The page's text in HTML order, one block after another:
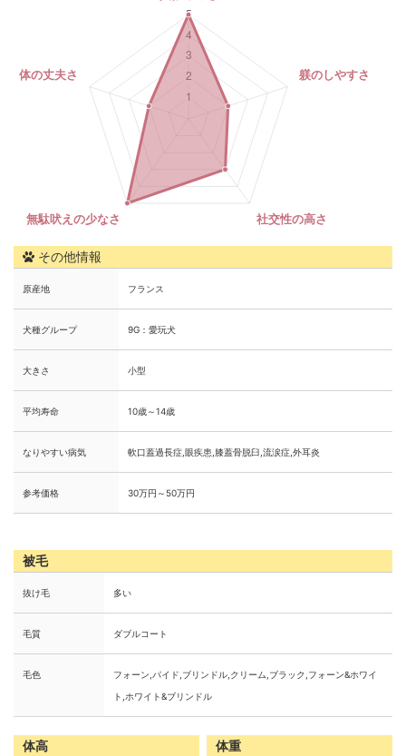
その他情報
原産地 フランス
犬種グループ 9G：愛玩犬
大きさ 小型
平均寿命 10歳～14歳
なりやすい病気 軟口蓋過長症,眼疾患,膝蓋骨脱臼,流涙症,外耳炎
参考価格 30万円～50万円
被毛
抜け毛 多い
毛質 ダブルコート
毛色
フォーン,パイド,ブリンドル,クリーム,ブラック,フォーン&ホワイ
ト,ホワイト&ブリンドル
体高 体重